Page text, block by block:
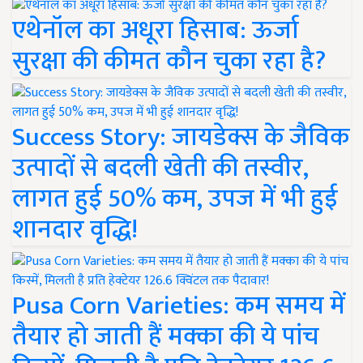
एथेनॉल का अधूरा हिसाब: ऊर्जा
सुरक्षा की कीमत कौन चुका रहा है?
Success Story: जायडेक्स के जैविक
उत्पादों से बदली खेती की तस्वीर,
लागत हुई 50% कम, उपज में भी हुई
शानदार वृद्धि!
Pusa Corn Varieties: कम समय में
तैयार हो जाती हैं मक्का की ये पांच